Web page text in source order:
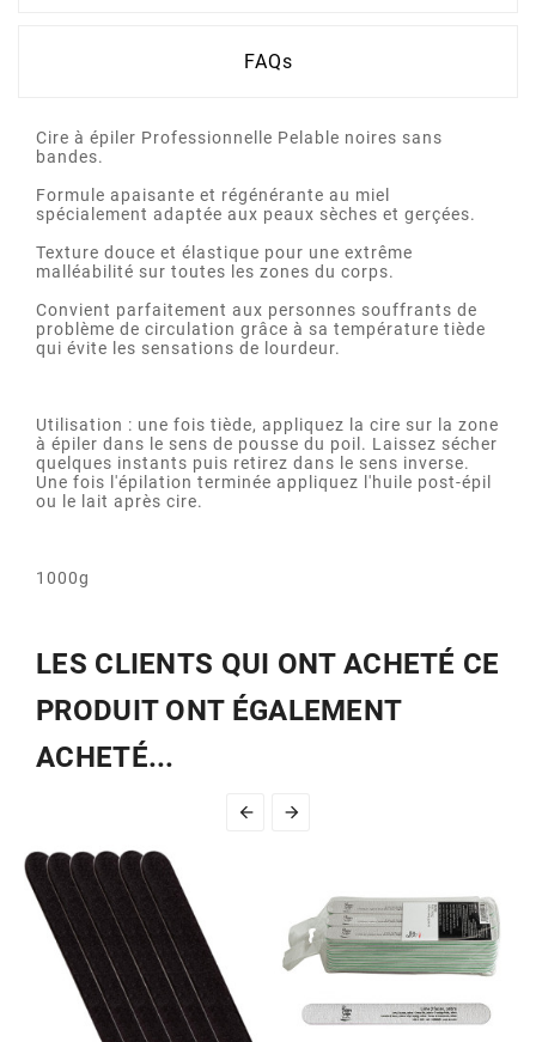
FAQs
Cire à épiler Professionnelle Pelable noires sans
bandes.
Formule apaisante et régénérante au miel
spécialement adaptée aux peaux sèches et gerçées.
Texture douce et élastique pour une extrême
malléabilité sur toutes les zones du corps.
Convient parfaitement aux personnes souffrants de
problème de circulation grâce à sa température tiède
qui évite les sensations de lourdeur.
Utilisation : une fois tiède, appliquez la cire sur la zone
à épiler dans le sens de pousse du poil. Laissez sécher
quelques instants puis retirez dans le sens inverse.
Une fois l'épilation terminée appliquez l'huile post-épil
ou le lait après cire.
1000g
LES CLIENTS QUI ONT ACHETÉ CE
PRODUIT ONT ÉGALEMENT
ACHETÉ...
 